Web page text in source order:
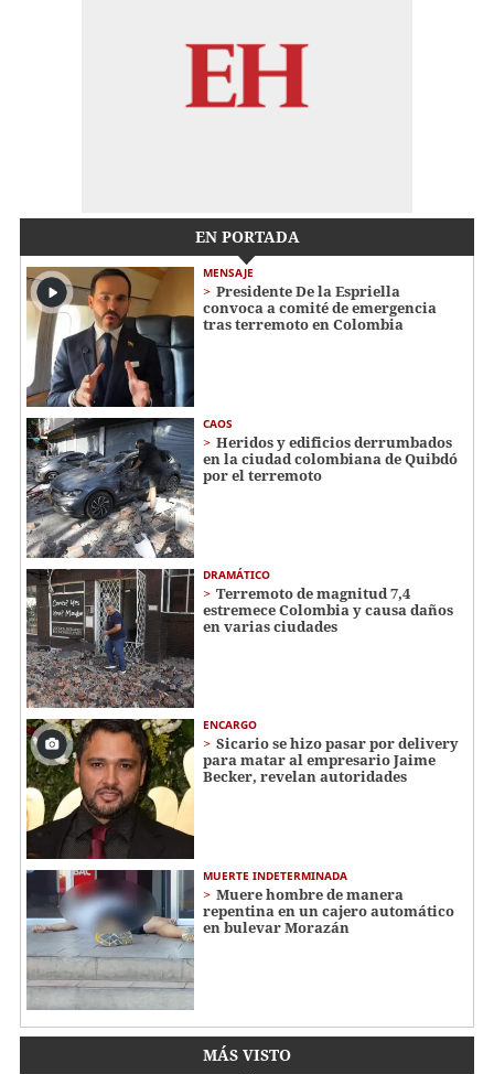
EN PORTADA
MENSAJE
Presidente De la Espriella
convoca a comité de emergencia
tras terremoto en Colombia
CAOS
Heridos y edificios derrumbados
en la ciudad colombiana de Quibdó
por el terremoto
DRAMÁTICO
Terremoto de magnitud 7,4
estremece Colombia y causa daños
en varias ciudades
ENCARGO
Sicario se hizo pasar por delivery
para matar al empresario Jaime
Becker, revelan autoridades
MUERTE INDETERMINADA
Muere hombre de manera
repentina en un cajero automático
en bulevar Morazán
MÁS VISTO